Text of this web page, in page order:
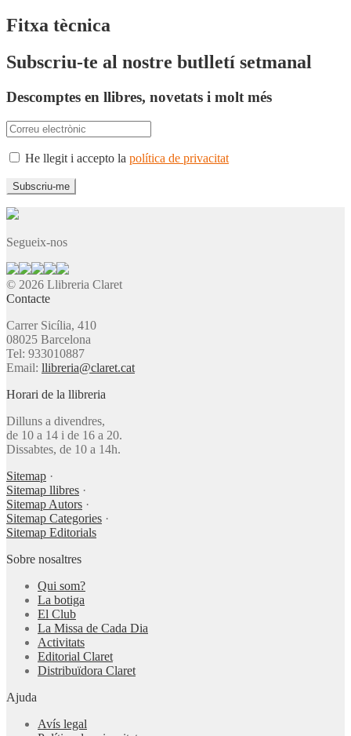
Fitxa tècnica
Subscriu-te al nostre butlletí setmanal
Descomptes en llibres, novetats i molt més
He llegit i accepto la política de privacitat
Segueix-nos
© 2026 Llibreria Claret
Contacte
Carrer Sicília, 410
08025 Barcelona
Tel: 933010887
Email: llibreria@claret.cat
Horari de la llibreria
Dilluns a divendres,
de 10 a 14 i de 16 a 20.
Dissabtes, de 10 a 14h.
Sitemap ·
Sitemap llibres ·
Sitemap Autors ·
Sitemap Categories ·
Sitemap Editorials
Sobre nosaltres
Qui som?
La botiga
El Club
La Missa de Cada Dia
Activitats
Editorial Claret
Distribuïdora Claret
Ajuda
Avís legal